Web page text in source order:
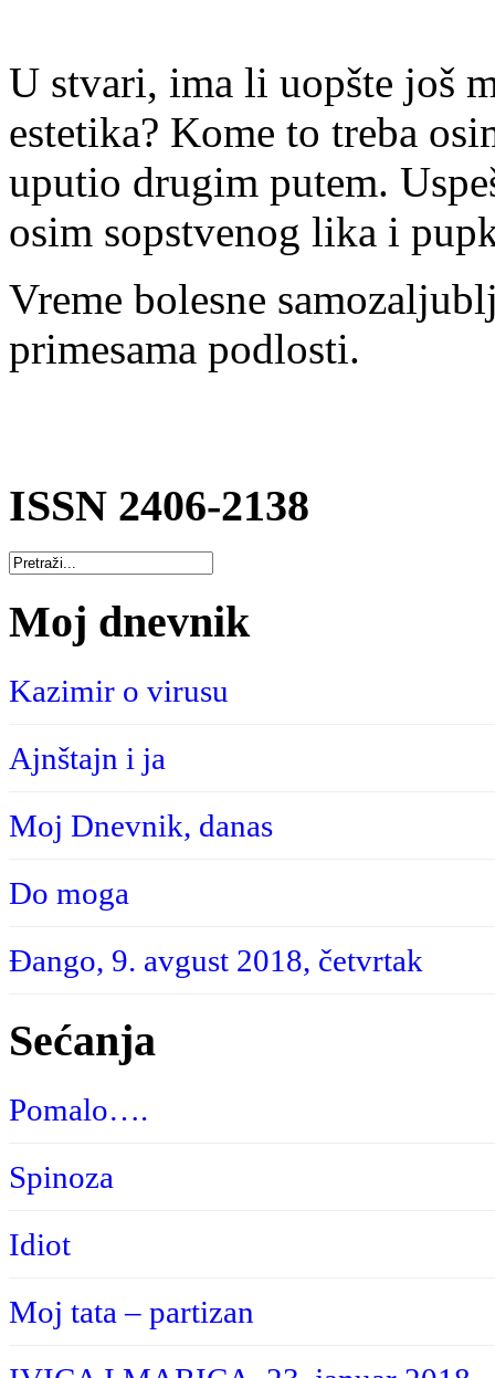
U stvari, ima li uopšte još
estetika? Kome to treba
uputio drugim putem.
osim sopstvenog lika i
Vreme bolesne
primesama podlosti.
ISSN 2406-2138
Moj dnevnik
Kazimir o virusu
Ajnštajn i ja
Moj Dnevnik, danas
Do moga
Đango, 9. avgust 2018, četvrtak
Sećanja
Pomalo….
Spinoza
Idiot
Moj tata – partizan